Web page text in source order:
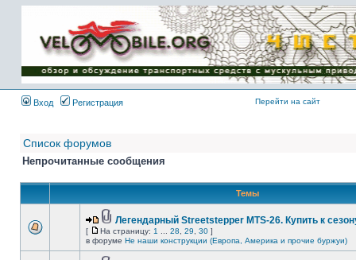
Имя пользователя:
Пароль:
{ LOG_ME_IN_SHORT
}
Вход
Регистрация Перейти на сайт
Список форумов
Непрочитанные сообщения
Темы
Легендарный Streetstepper MTS-26. Купить к
[ На страницу: 1 28 29 30 ]
в форуме Не наши конструкции (Европа, Америка и прочие буржуи)